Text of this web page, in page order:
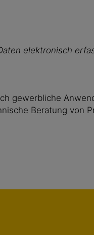
elektronisch
gewerbliche
Beratung von